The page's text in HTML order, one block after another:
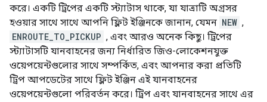
করে। একটি ট্রিপের একটি স্ট্যাটাস থাকে, যা যাত্রাটি অগ্রসর
হওয়ার সাথে সাথে আপনি ফ্লিট ইঞ্জিনকে জানান, যেমন NEW ,
ENROUTE_TO_PICKUP , এবং আরও অনেক কিছু। ট্রিপের
স্ট্যাটাসটি যানবাহনের জন্য নির্ধারিত জিও-লোকেশনযুক্ত
ওয়েপয়েন্টগুলোর সাথে সম্পর্কিত, এবং আপনার করা প্রতিটি
ট্রিপ আপডেটের সাথে ফ্লিট ইঞ্জিন এই যানবাহনের
ওয়েপয়েন্টগুলো পরিবর্তন করে। ট্রিপ এবং যানবাহনের সাথে এর